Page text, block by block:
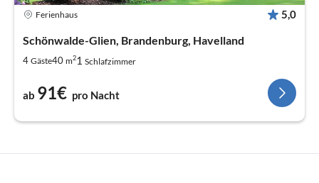
Ferienhaus 5,0
Schönwalde-Glien, Brandenburg, Havelland
4 Gäste40 m21 Schlafzimmer
ab 91€ pro Nacht